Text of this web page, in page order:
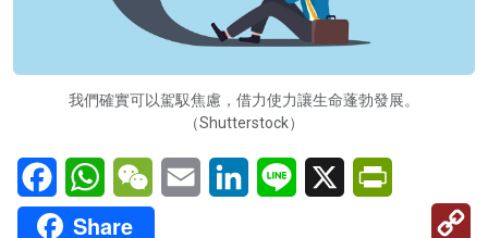
我們確實可以駕馭焦慮，借力使力讓生命蓬勃發展。
（Shutterstock）
FacebookWhatsAppWeChatEmail LinkedInLine X
Share